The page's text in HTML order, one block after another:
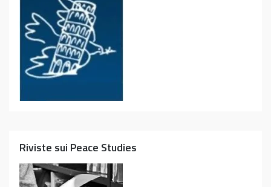
Riviste sui Peace Studies